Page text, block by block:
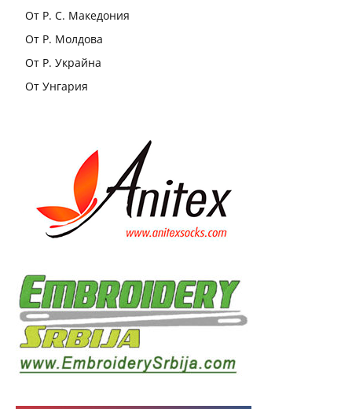
От Р. С. Македония
От Р. Молдова
От Р. Украйна
От Унгария